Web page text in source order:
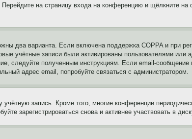
на страницу входа на конференцию и щёлкните на
два варианта. Если включена поддержка COPPA и при
учётные записи были активированы пользователями
следуйте полученным инструкциям. Если email-
адрес email, попробуйте связаться с администратором.
запись. Кроме того, многие конференции
зарегистрироваться снова и активнее участвовать в